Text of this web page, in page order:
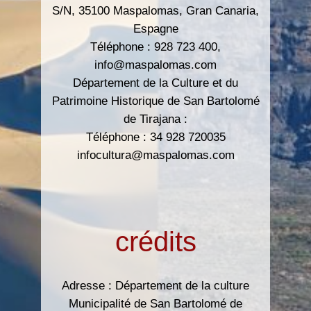
S/N, 35100 Maspalomas, Gran Canaria,
Espagne
Téléphone : 928 723 400,
info@maspalomas.com
Département de la Culture et du
Patrimoine Historique de San Bartolomé
de Tirajana :
Téléphone : 34 928 720035
infocultura@maspalomas.com
crédits
Adresse : Département de la culture
Municipalité de San Bartolomé de